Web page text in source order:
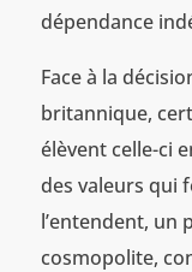
dépendance
Face à la
britannique,
élèvent celle-ci
des valeurs qui
l’entendent, un
cosmopolite,